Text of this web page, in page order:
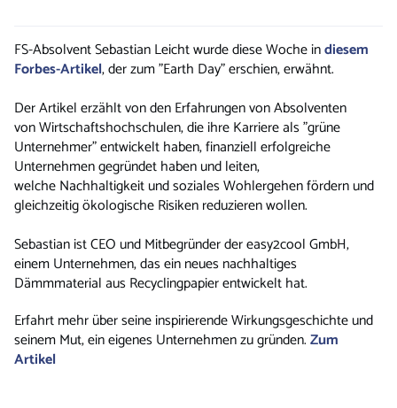
FS-Absolvent Sebastian Leicht wurde diese Woche indiesem
Forbes-Artikel, der zum "Earth Day" erschien, erwähnt.
Der Artikel erzählt von den Erfahrungen von Absolventen
von Wirtschaftshochschulen, die ihre Karriere als "grüne
Unternehmer" entwickelt haben, finanziell erfolgreiche
Unternehmen gegründet haben und leiten,
welche Nachhaltigkeit und soziales Wohlergehen fördern und
gleichzeitig ökologische Risiken reduzieren wollen.
Sebastian ist CEO und Mitbegründer der easy2cool GmbH,
einem Unternehmen, das ein neues nachhaltiges
Dämmmaterial aus Recyclingpapier entwickelt hat.
Erfahrt mehr über seine inspirierende Wirkungsgeschichte und
seinem Mut, ein eigenes Unternehmen zu gründen.Zum
Artikel